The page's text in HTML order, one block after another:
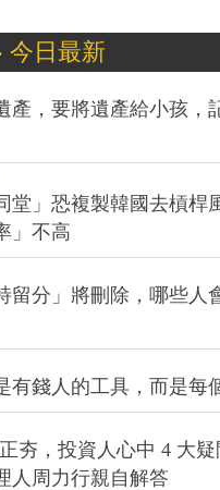
今日最新
產，要將遺產給小孩，
堂」恐複製韓國去槓桿
」不高
留分」將刪除，哪些人
有錢人的工具，而是每
夯，投資人心中 4 大疑
人周力行親自解答